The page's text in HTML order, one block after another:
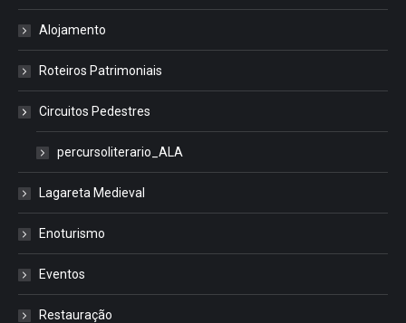
Alojamento
Roteiros Patrimoniais
Circuitos Pedestres
percursoliterario_ALA
Lagareta Medieval
Enoturismo
Eventos
Restauração